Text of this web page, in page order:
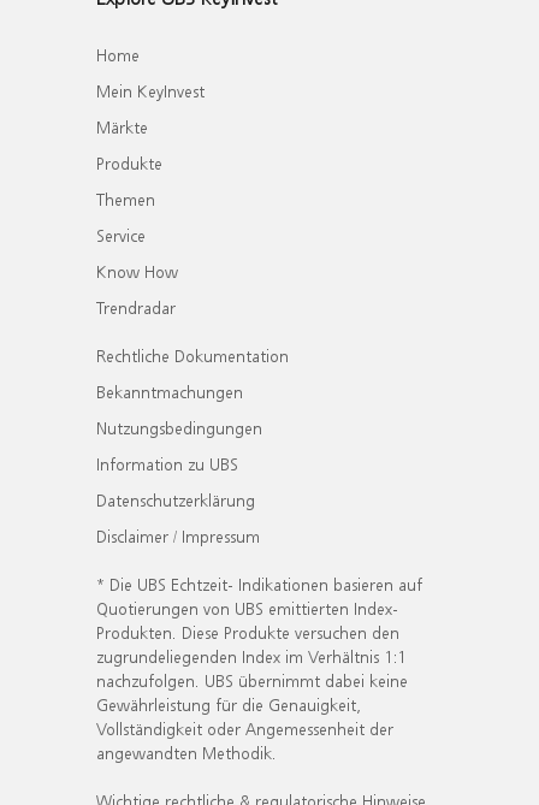
Home
Mein KeyInvest
Märkte
Produkte
Themen
Service
Know How
Trendradar
Rechtliche Dokumentation
Bekanntmachungen
Nutzungsbedingungen
Information zu UBS
Datenschutzerklärung
Disclaimer / Impressum
* Die UBS Echtzeit- Indikationen basieren auf
Quotierungen von UBS emittierten Index-
Produkten. Diese Produkte versuchen den
zugrundeliegenden Index im Verhältnis 1:1
nachzufolgen. UBS übernimmt dabei keine
Gewährleistung für die Genauigkeit,
Vollständigkeit oder Angemessenheit der
angewandten Methodik.